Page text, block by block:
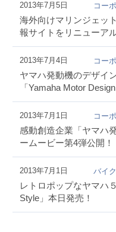
2013年7月5日 コー
海外向けマリンジェッ
報サイトをリニューア
2013年7月4日 コー
ヤマハ発動機のデザイ
「Yamaha Motor
2013年7月1日 コー
感動創造企業「ヤマハ
ームービー第4弾公開！
2013年7月1日 バイ
レトロポップなヤマハ
Style」本日発売！